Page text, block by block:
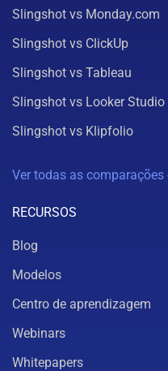
Slingshot vs Monday.com
Slingshot vs ClickUp
Slingshot vs Tableau
Slingshot vs Looker Studio
Slingshot vs Klipfolio
Ver todas as comparações
RECURSOS
Blog
Modelos
Centro de aprendizagem
Webinars
Whitepapers